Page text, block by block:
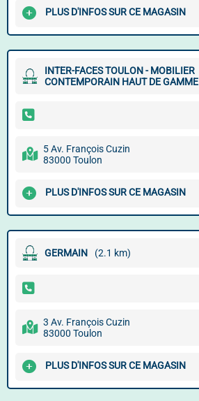
PLUS D'INFOS SUR CE MAGASIN
INTER-FACES TOULON - MOBILIER
CONTEMPORAIN HAUT DE GAMME
5 Av. François Cuzin
83000 Toulon
PLUS D'INFOS SUR CE MAGASIN
GERMAIN (2.1 km)
3 Av. François Cuzin
83000 Toulon
PLUS D'INFOS SUR CE MAGASIN